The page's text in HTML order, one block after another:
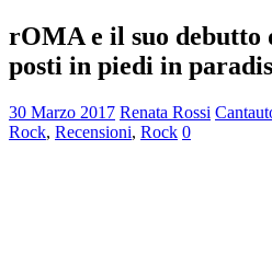
rOMA e il suo debutto
posti in piedi in
30 Marzo 2017 Renata Rossi
Rock, Recensioni, Rock 0